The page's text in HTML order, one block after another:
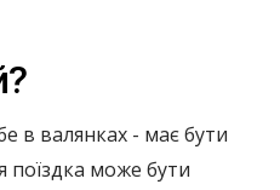
в валянках - має бути
поїздка може бути